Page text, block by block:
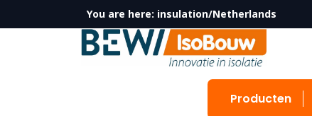
You are here: insulation/Netherlands
Producten